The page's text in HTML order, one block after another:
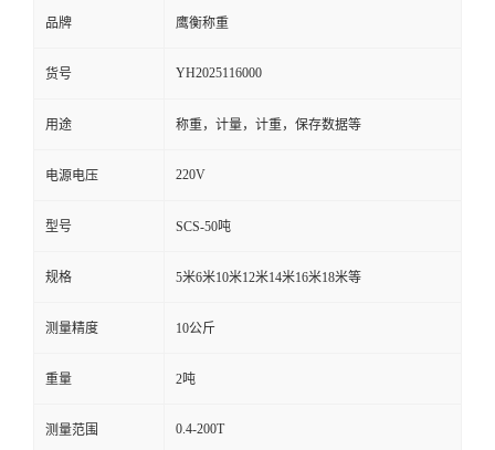
品牌 鹰衡称重
货号 YH2025116000
用途 称重，计量，计重，保存数据等
电源电压 220V
型号 SCS-50吨
规格 5米6米10米12米14米16米18米等
测量精度 10公斤
重量 2吨
测量范围 0.4-200T